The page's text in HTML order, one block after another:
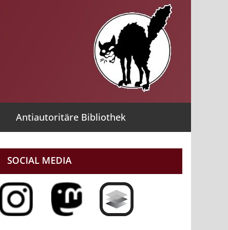
Antiautoritäre Bibliothek